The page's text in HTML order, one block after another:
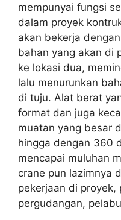
mempunyai fungsi
dalam proyek
akan bekerja
bahan yang akan di
ke lokasi dua,
lalu menurunkan
di tuju. Alat berat
format dan juga
muatan yang besar
hingga dengan 360
mencapai muluhan
crane pun lazimnya
pekerjaan di proyek,
pergudangan,